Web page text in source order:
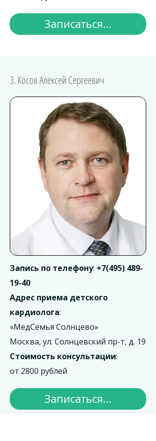
Записаться...
3. Косов Алексей Сергеевич
Запись по телефону: +7(495) 489-
19-40
Адрес приема детского
кардиолога:
«МедСемья Солнцево»
Москва, ул. Солнцевский пр-т, д. 19
Стоимость консультации:
​от 2800 рублей
Записаться...